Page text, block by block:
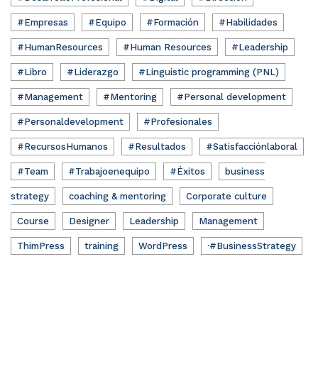
#Empresas #Equipo #Formación #Habilidades
#HumanResources #Human Resources #Leadership
#Libro #Liderazgo #Linguistic programming (PNL)
#Management #Mentoring #Personal development
#Personaldevelopment #Profesionales
#RecursosHumanos #Resultados #Satisfacciónlaboral
#Team #Trabajoenequipo #Éxitos business
strategy coaching & mentoring Corporate culture
Course Designer Leadership Management
ThimPress training WordPress ·#BusinessStrategy